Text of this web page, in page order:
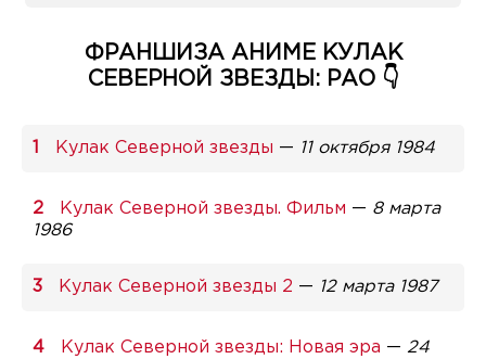
ФРАНШИЗА АНИМЕ КУЛАК
СЕВЕРНОЙ ЗВЕЗДЫ: РАО 👇
Кулак Северной звезды — 11 октября 1984
Кулак Северной звезды. Фильм — 8 марта
1986
Кулак Северной звезды 2 — 12 марта 1987
Кулак Северной звезды: Новая эра — 24